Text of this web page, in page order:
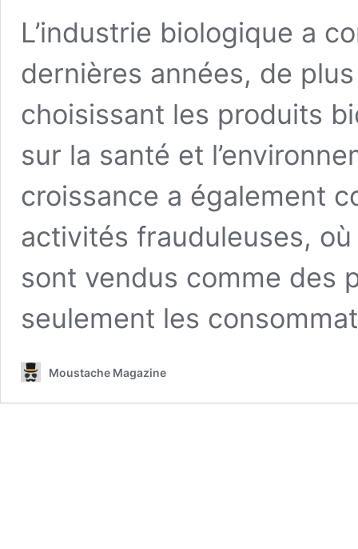
L’industrie biologique a
dernières années, de
choisissant les produits
sur la santé et
croissance a également
activités frauduleuses,
sont vendus comme des
seulement les
Moustache Magazine